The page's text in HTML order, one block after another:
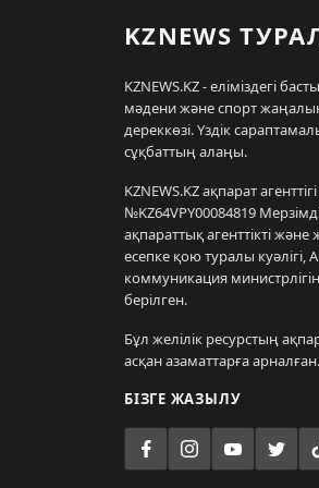
KZNEWS
KZNEWS.KZ - еліміздегі
мәдени және спорт
дереккөзі. Үздік
сұқбаттың алаңы.
KZNEWS.KZ ақпарат
№KZ64VPY00084819
ақпараттық агенттікті
есепке қою туралы куәлігі,
коммуникация
берілген.
Бұл желілік ресурстың
асқан азаматтарға арналған.
БІЗГЕ ЖАЗЫЛУ